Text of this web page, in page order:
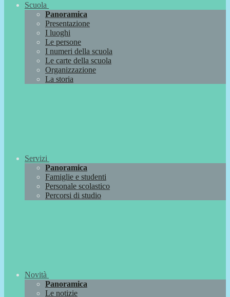
Scuola
Panoramica
Presentazione
I luoghi
Le persone
I numeri della scuola
Le carte della scuola
Organizzazione
La storia
Servizi
Panoramica
Famiglie e studenti
Personale scolastico
Percorsi di studio
Novità
Panoramica
Le notizie